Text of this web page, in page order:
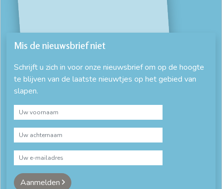
Mis de nieuwsbrief niet
Schrijft u zich in voor onze nieuwsbrief om op de hoogte
te blijven van de laatste nieuwtjes op het gebied van
slapen.
Aanmelden